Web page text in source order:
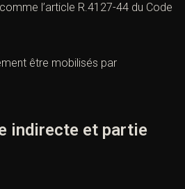
l’article R.4127-44 du Code
être mobilisés par
indirecte et partie